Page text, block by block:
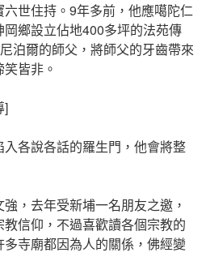
世住持。9年多前，他應噶陀仁
鄉設立佔地400多坪的法苑傳
泊爾的師父，將師父的牙齒帶來
皆非。
]
各說各話的羅生門，他會將整
，去年受新埔一名朋友之邀，
信仰，不過喜歡讀各個宗教的
寺廟都因為人的關係，佛經變